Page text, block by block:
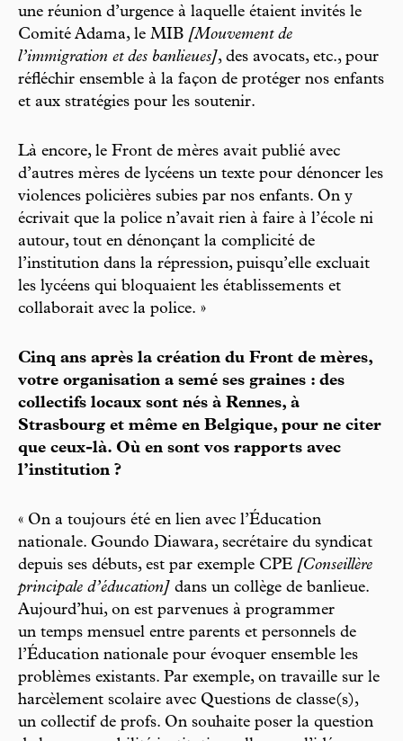
une réunion d’urgence à laquelle étaient invités le
Comité Adama, le MIB [Mouvement de
l’immigration et des banlieues], des avocats, etc., pour
réfléchir ensemble à la façon de protéger nos enfants
et aux stratégies pour les soutenir.
Là encore, le Front de mères avait publié avec
d’autres mères de lycéens un texte pour dénoncer les
violences policières subies par nos enfants. On y
écrivait que la police n’avait rien à faire à l’école ni
autour, tout en dénonçant la complicité de
l’institution dans la répression, puisqu’elle excluait
les lycéens qui bloquaient les établissements et
collaborait avec la police. »
Cinq ans après la création du Front de mères,
votre organisation a semé ses graines : des
collectifs locaux sont nés à Rennes, à
Strasbourg et même en Belgique, pour ne citer
que ceux-là. Où en sont vos rapports avec
l’institution ?
« On a toujours été en lien avec l’Éducation
nationale. Goundo Diawara, secrétaire du syndicat
depuis ses débuts, est par exemple CPE [Conseillère
principale d’éducation] dans un collège de banlieue.
Aujourd’hui, on est parvenues à programmer
un temps mensuel entre parents et personnels de
l’Éducation nationale pour évoquer ensemble les
problèmes existants. Par exemple, on travaille sur le
harcèlement scolaire avec Questions de classe(s),
un collectif de profs. On souhaite poser la question